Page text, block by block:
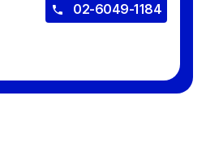
02-6049-1184